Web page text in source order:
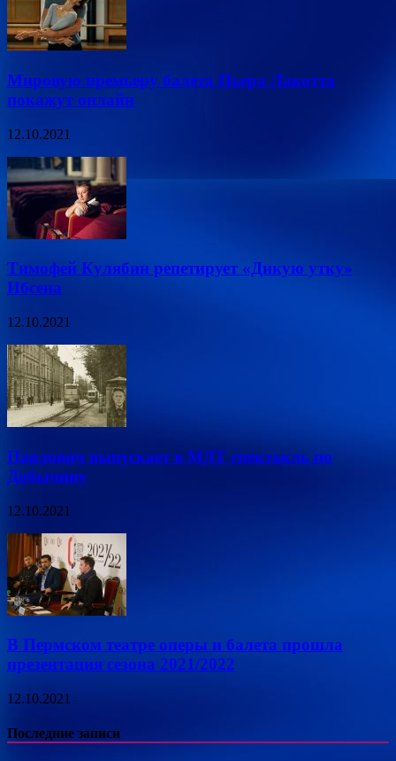
Мировую премьеру балета Пьера Лакотта
покажут онлайн
12.10.2021
Тимофей Кулябин репетирует «Дикую утку»
Ибсена
12.10.2021
Павлович выпускает в МДТ спектакль по
Добычину
12.10.2021
В Пермском театре оперы и балета прошла
презентация сезона 2021/2022
12.10.2021
Последние записи